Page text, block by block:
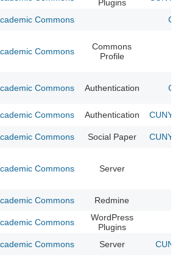
Plugins
Commons
Commons
Commons
Profile
Commons Authentication
Commons Authentication CUNY
Commons Social Paper CUNY
Commons Server
Commons Redmine
Commons
WordPress
Plugins
Commons Server